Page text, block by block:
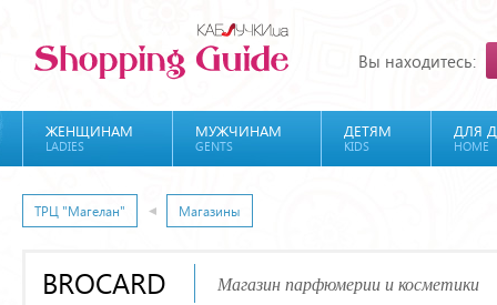
Вы находитесь:
ЖЕНЩИНАМ
LADIES
МУЖЧИНАМ
GENTS
ДЕТЯМ
KIDS
ДЛЯ
HOME
ТРЦ "Магелан" Магазины
BROCARD Магазин парфюмерии и косметики